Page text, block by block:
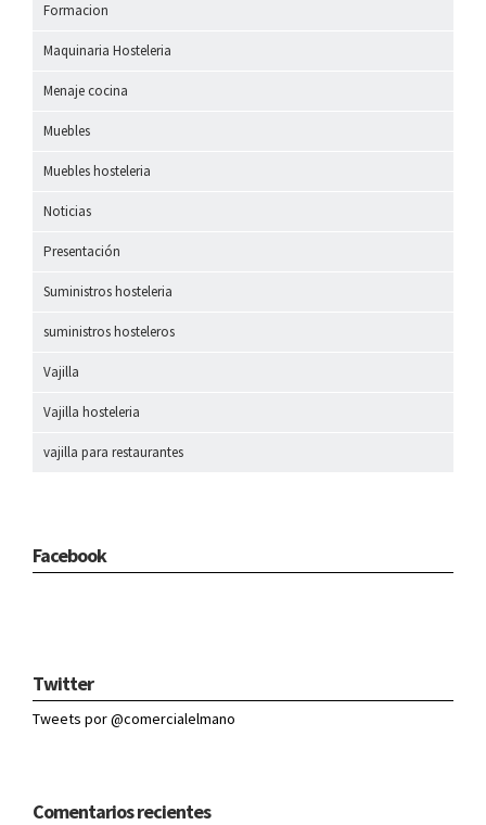
Formacion
Maquinaria Hosteleria
Menaje cocina
Muebles
Muebles hosteleria
Noticias
Presentación
Suministros hosteleria
suministros hosteleros
Vajilla
Vajilla hosteleria
vajilla para restaurantes
Facebook
Twitter
Tweets por @comercialelmano
Comentarios recientes